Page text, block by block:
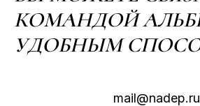
КОМАНДОЙ
УДОБНЫМ
mail@nadep.ru